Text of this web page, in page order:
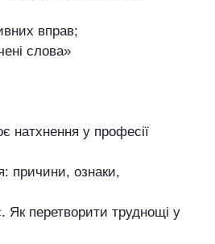
вправ;
слова»
натхнення у професії
причини, ознаки,
Як перетворити труднощі у